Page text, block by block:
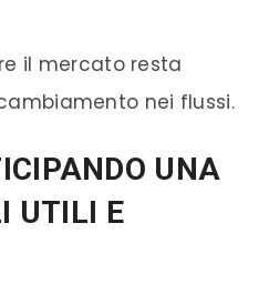
il mercato resta
nei flussi.
UNA
UTILI E